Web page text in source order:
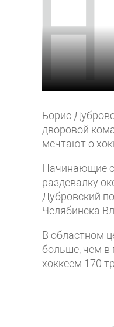
Борис
дворовой
мечтают о
Начинающие
раздевалку
Дубровский
Челябинска
В областном
больше, чем в
хоккеем 170